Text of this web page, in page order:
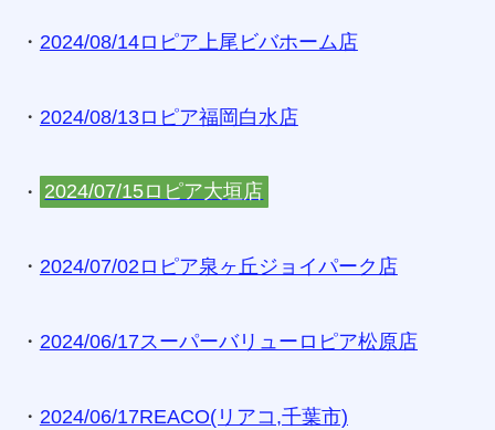
・ 2024/08/14ロピア上尾ビバホーム店
・ 2024/08/13ロピア福岡白水店
・ 2024/07/15ロピア大垣店
・ 2024/07/02ロピア泉ヶ丘ジョイパーク店
・ 2024/06/17スーパーバリューロピア松原店
・ 2024/06/17REACO(リアコ,千葉市)